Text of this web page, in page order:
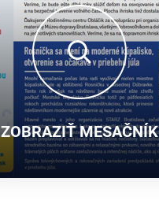
ZOBRAZIŤ MESAČNÍK